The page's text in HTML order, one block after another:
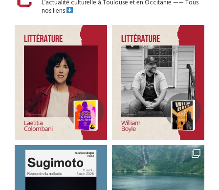
L’actualité culturelle à Toulouse et en Occitanie——Tous
nos liens